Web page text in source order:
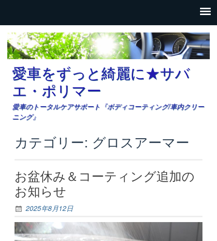
愛車をずっと綺麗に★サバ
エ・ポリマー
愛車のトータルケアサポート『ボディコーティング/車内クリー
ニング』
カテゴリー: グロスアーマー
お盆休み＆コーティング追加の
お知らせ
2025年8月12日